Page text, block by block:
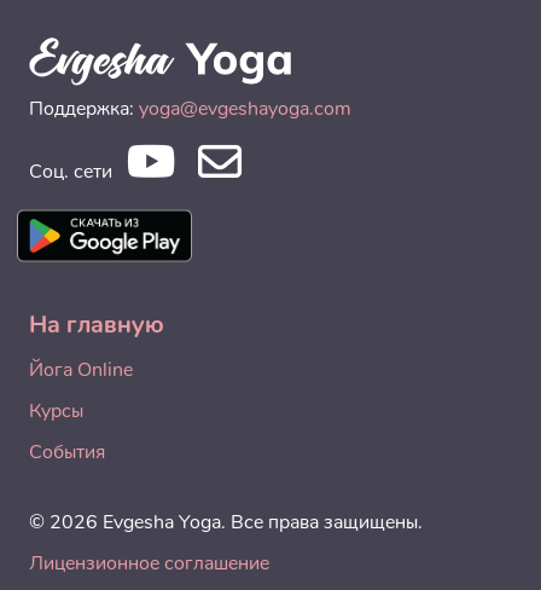
Поддержка: yoga@evgeshayoga.com
Соц. сети
На главную
Йога Online
Курсы
События
© 2026 Evgesha Yoga. Все права защищены.
Лицензионное соглашение